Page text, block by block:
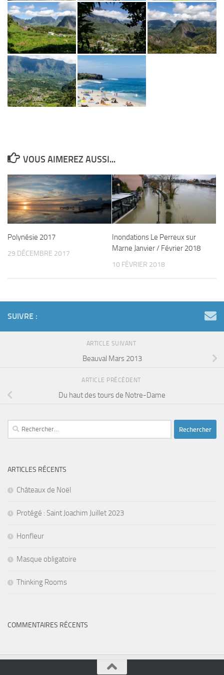
VOUS AIMEREZ AUSSI...
Polynésie 2017
29 DÉCEMBRE 2017
Inondations Le Perreux sur
Marne Janvier / Février 2018
10 FÉVRIER 2018
SUIVRE :
ARTICLE SUIVANT
Beauval Mars 2013
ARTICLE PRÉCÉDENT
Du haut des tours de Notre-Dame
Rechercher :
ARTICLES RÉCENTS
Châteaux de Noël
Protégé : Saint Joachim Juillet 2023
Honfleur
Masque obligatoire
Thinking Rooms
COMMENTAIRES RÉCENTS